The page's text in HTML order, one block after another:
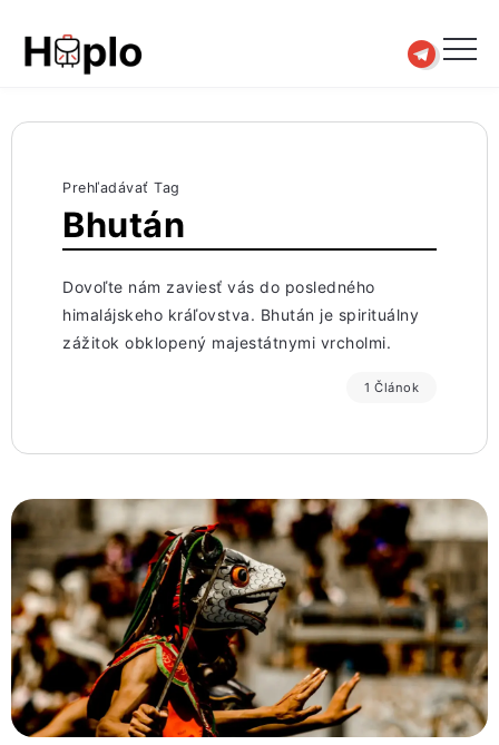
Prehľadávať Tag
Bhután
Dovoľte nám zaviesť vás do posledného
himalájskeho kráľovstva. Bhután je spirituálny
zážitok obklopený majestátnymi vrcholmi.
1 Článok